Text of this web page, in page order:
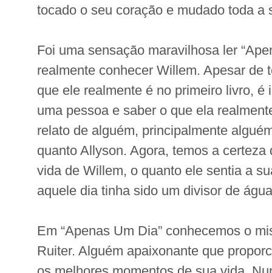
tocado o seu coração e mudado toda a
Foi uma sensação maravilhosa ler
realmente conhecer Willem. Apesar de
que ele realmente é no primeiro livro, é
uma pessoa e saber o que ela
relato de alguém, principalmente
quanto Allyson. Agora, temos a
vida de Willem, o quanto ele sentia a
aquele dia tinha sido um divisor de
Em “Apenas Um Dia” conhecemos o
Ruiter. Alguém apaixonante que